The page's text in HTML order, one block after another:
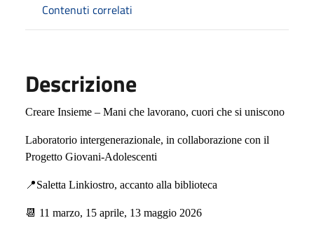
Contenuti correlati
Descrizione
Creare Insieme – Mani che lavorano, cuori che si uniscono
Laboratorio intergenerazionale, in collaborazione con il
Progetto Giovani-Adolescenti
📍Saletta Linkiostro, accanto alla biblioteca
📆 11 marzo, 15 aprile, 13 maggio 2026